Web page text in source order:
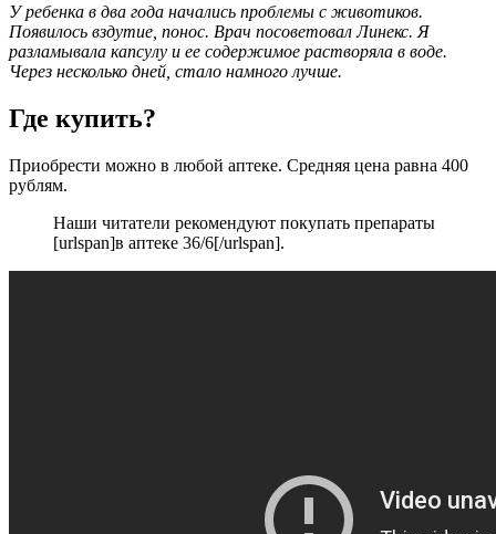
У ребенка в два года начались проблемы с животиков.
Появилось вздутие, понос. Врач посоветовал Линекс. Я
разламывала капсулу и ее содержимое растворяла в воде.
Через несколько дней, стало намного лучше.
Где купить?
Приобрести можно в любой аптеке. Средняя цена равна 400
рублям.
Наши читатели рекомендуют покупать препараты
[urlspan]в аптеке 36/6[/urlspan].